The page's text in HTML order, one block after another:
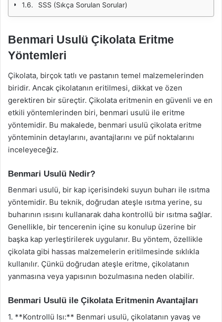
SSS (Sıkça Sorulan Sorular)
Benmari Usulü Çikolata Eritme
Yöntemleri
Çikolata, birçok tatlı ve pastanın temel malzemelerinden
biridir. Ancak çikolatanın eritilmesi, dikkat ve özen
gerektiren bir süreçtir. Çikolata eritmenin en güvenli ve en
etkili yöntemlerinden biri, benmari usulü ile eritme
yöntemidir. Bu makalede, benmari usulü çikolata eritme
yönteminin detaylarını, avantajlarını ve püf noktalarını
inceleyeceğiz.
Benmari Usulü Nedir?
Benmari usulü, bir kap içerisindeki suyun buharı ile ısıtma
yöntemidir. Bu teknik, doğrudan ateşle ısıtma yerine, su
buharının ısısını kullanarak daha kontrollü bir ısıtma sağlar.
Genellikle, bir tencerenin içine su konulup üzerine bir
başka kap yerleştirilerek uygulanır. Bu yöntem, özellikle
çikolata gibi hassas malzemelerin eritilmesinde sıklıkla
kullanılır. Çünkü doğrudan ateşle eritme, çikolatanın
yanmasına veya yapısının bozulmasına neden olabilir.
Benmari Usulü ile Çikolata Eritmenin Avantajları
1. **Kontrollü Isı:** Benmari usulü, çikolatanın yavaş ve